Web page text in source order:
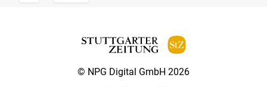
© NPG Digital GmbH 2026